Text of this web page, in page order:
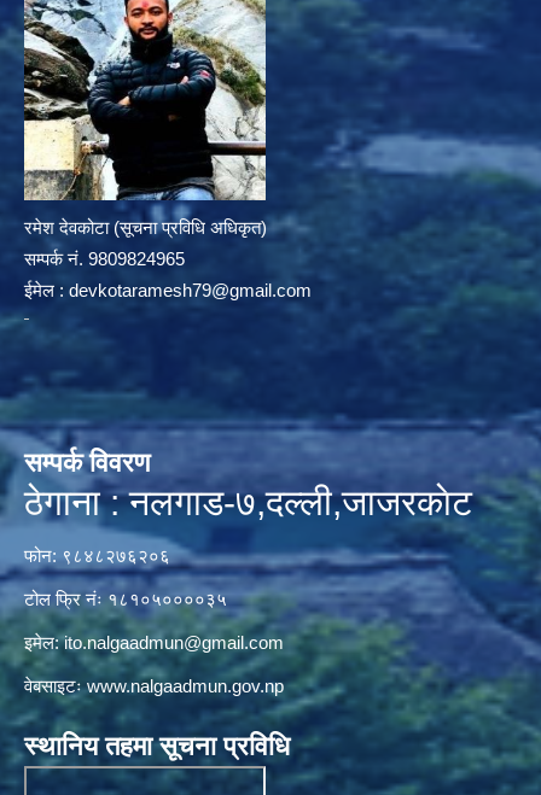
रमेश देवकोटा (सूचना प्रविधि अधिकृत)
सम्पर्क न‌ं. 9809824965
ईमेल : devkotaramesh79@gmail.com
सम्पर्क विवरण
ठेगाना : नलगाड-७,दल्ली,जाजरकाेट
फोन: ९८४८२७६२०६
टोल फ्रि नंः १८१०५००००३५
इमेल:ito.nalgaadmun@gmail.com
वेबसाइटःwww.nalgaadmun.gov.np
स्थानिय तहमा सूचना प्रविधि